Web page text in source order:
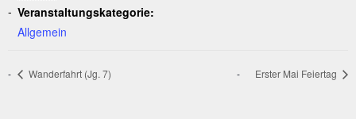
Veranstaltungskategorie:
Allgemein
Wanderfahrt (Jg. 7) Erster Mai Feiertag